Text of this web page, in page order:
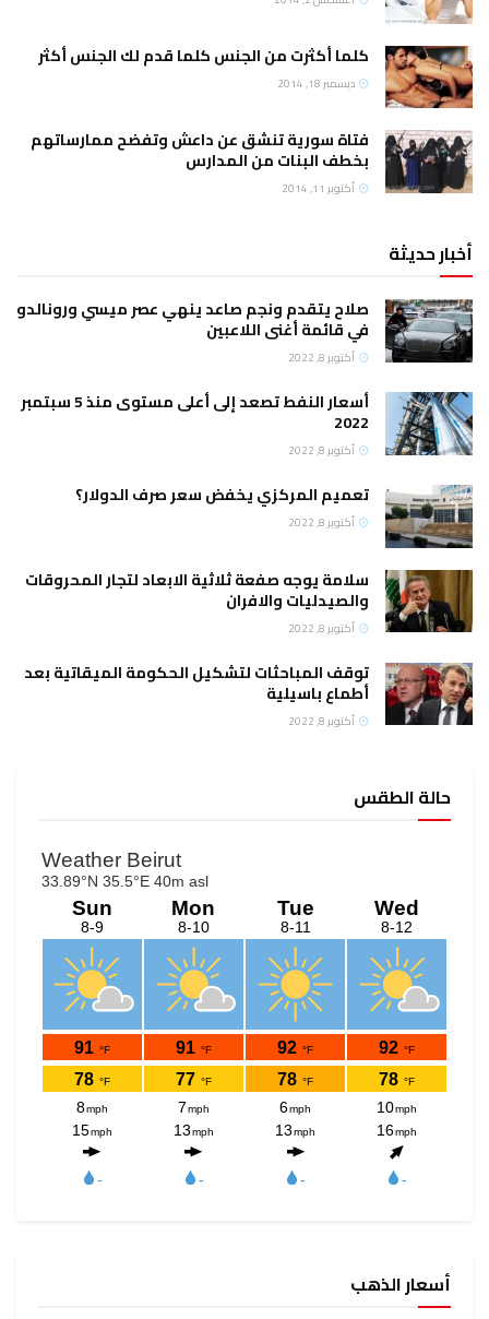
كلما أكثرت من الجنس كلما قدم لك الجنس أكثر
ديسمبر 18, 2014
فتاة سورية تنشق عن داعش وتفضح ممارساتهم
بخطف البنات من المدارس
أكتوبر 11, 2014
أخبار حديثة
صلاح يتقدم ونجم صاعد ينهي عصر ميسي ورونالدو
في قائمة أغنى اللاعبين
أكتوبر 8, 2022
أسعار النفط تصعد إلى أعلى مستوى منذ 5 سبتمبر
2022
أكتوبر 8, 2022
تعميم المركزي يخفض سعر صرف الدولار؟
أكتوبر 8, 2022
سلامة يوجه صفعة ثلاثية الابعاد لتجار المحروقات
والصيدليات والافران
أكتوبر 8, 2022
توقف المباحثات لتشكيل الحكومة الميقاتية بعد
أطماع باسيلية
أكتوبر 8, 2022
حالة الطقس
أسعار الذهب